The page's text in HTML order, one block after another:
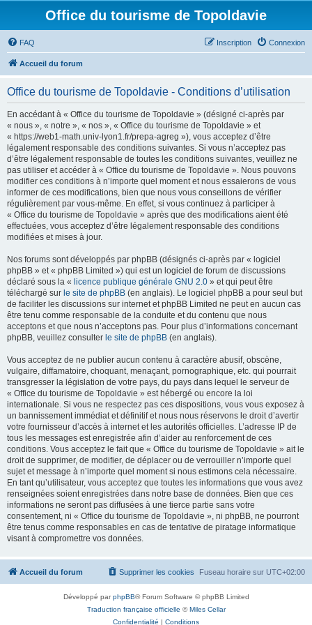
Office du tourisme de Topoldavie
FAQ Connexion
Inscription
Accueil du forum
Office du tourisme de Topoldavie - Conditions d’utilisation
En accédant à « Office du tourisme de Topoldavie » (désigné ci-après par
« nous », « notre », « nos », « Office du tourisme de Topoldavie » et
« https://web1-math.univ-lyon1.fr/prepa-agreg »), vous acceptez d’être
légalement responsable des conditions suivantes. Si vous n’acceptez pas
d’être légalement responsable de toutes les conditions suivantes, veuillez ne
pas utiliser et accéder à « Office du tourisme de Topoldavie ». Nous pouvons
modifier ces conditions à n’importe quel moment et nous essaierons de vous
informer de ces modifications, bien que nous vous conseillons de vérifier
régulièrement par vous-même. En effet, si vous continuez à participer à
« Office du tourisme de Topoldavie » après que des modifications aient été
effectuées, vous acceptez d’être légalement responsable des conditions
modifiées et mises à jour.
Nos forums sont développés par phpBB (désignés ci-après par « logiciel
phpBB » et « phpBB Limited ») qui est un logiciel de forum de discussions
déclaré sous la « licence publique générale GNU 2.0 » et qui peut être
téléchargé sur le site de phpBB (en anglais). Le logiciel phpBB a pour seul but
de faciliter les discussions sur internet et phpBB Limited ne peut en aucun cas
être tenu comme responsable de la conduite et du contenu que nous
acceptons et que nous n’acceptons pas. Pour plus d’informations concernant
phpBB, veuillez consulter le site de phpBB (en anglais).
Vous acceptez de ne publier aucun contenu à caractère abusif, obscène,
vulgaire, diffamatoire, choquant, menaçant, pornographique, etc. qui pourrait
transgresser la législation de votre pays, du pays dans lequel le serveur de
« Office du tourisme de Topoldavie » est hébergé ou encore la loi
internationale. Si vous ne respectez pas ces dispositions, vous vous exposez à
un bannissement immédiat et définitif et nous nous réservons le droit d’avertir
votre fournisseur d’accès à internet et les autorités officielles. L’adresse IP de
tous les messages est enregistrée afin d’aider au renforcement de ces
conditions. Vous acceptez le fait que « Office du tourisme de Topoldavie » ait le
droit de supprimer, de modifier, de déplacer ou de verrouiller n’importe quel
sujet et message à n’importe quel moment si nous estimons cela nécessaire.
En tant qu’utilisateur, vous acceptez que toutes les informations que vous avez
renseignées soient enregistrées dans notre base de données. Bien que ces
informations ne seront pas diffusées à une tierce partie sans votre
consentement, ni « Office du tourisme de Topoldavie », ni phpBB, ne pourront
être tenus comme responsables en cas de tentative de piratage informatique
visant à compromettre vos données.
Accueil du forum Fuseau horaire sur UTC+02:00
Supprimer les cookies
Développé parphpBB® Forum Software © phpBB Limited
Traduction française officielle ©Miles Cellar
Confidentialité | Conditions